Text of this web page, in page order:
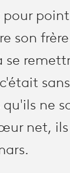
pour
son
ne
net,